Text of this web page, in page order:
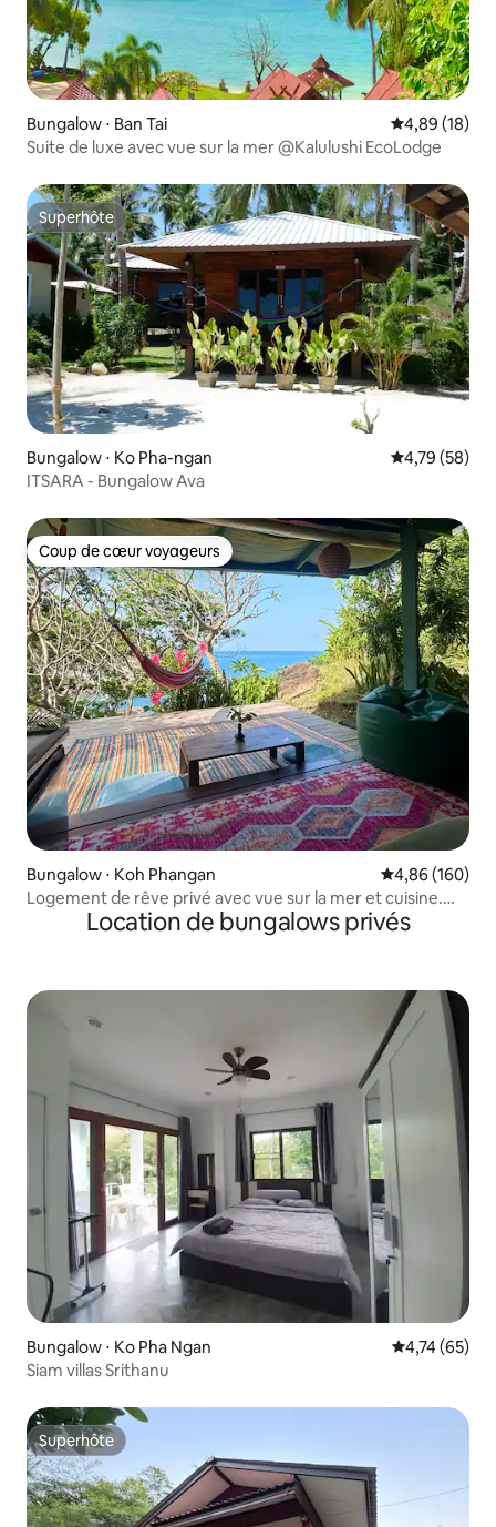
Bungalow ⋅ Ban Tai Évaluation
4,89 (18)
Suite de luxe avec vue sur la mer @Kalulushi EcoLodge
Superhôte
Superhôte
Bungalow ⋅ Ko Pha-ngan Évaluation
4,79 (58)
ITSARA - Bungalow Ava
Coup de cœur voyageurs
Coup de cœur voyageurs
Bungalow ⋅ Koh Phangan Évaluation
4,86 (160)
Logement de rêve privé avec vue sur la mer et cuisine.
Plage isoléeLocation de bungalows privés
Bungalow ⋅ Ko Pha Ngan Évaluation
4,74 (65)
Siam villas Srithanu
Superhôte
Superhôte